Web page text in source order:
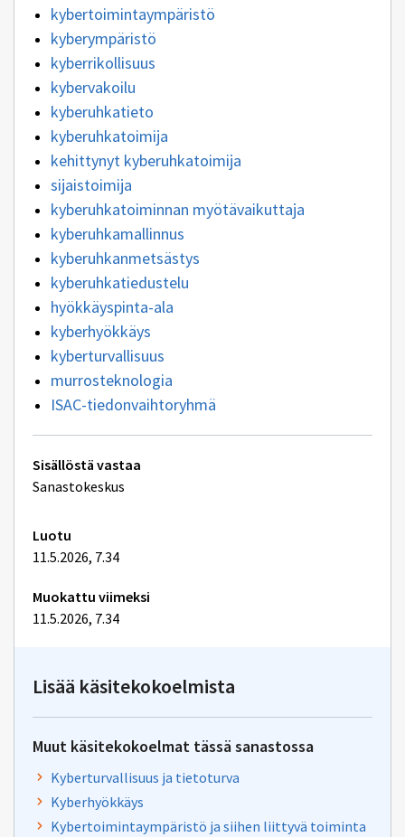
kybertoimintaympäristö
kyberympäristö
kyberrikollisuus
kybervakoilu
kyberuhkatieto
kyberuhkatoimija
kehittynyt kyberuhkatoimija
sijaistoimija
kyberuhkatoiminnan myötävaikuttaja
kyberuhkamallinnus
kyberuhkanmetsästys
kyberuhkatiedustelu
hyökkäyspinta-ala
kyberhyökkäys
kyberturvallisuus
murrosteknologia
ISAC-tiedonvaihtoryhmä
Tekniset
lisätiedot
Sisällöstä vastaa
Sanastokeskus
Luotu
11.5.2026, 7.34
Muokattu viimeksi
11.5.2026, 7.34
Lisää käsitekokoelmista
Muut käsitekokoelmat tässä sanastossa
Kyberturvallisuus ja tietoturva
Kyberhyökkäys
Kybertoimintaympäristö ja siihen liittyvä toiminta